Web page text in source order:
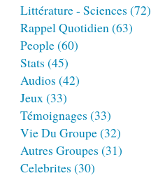
Littérature - Sciences (72)
Rappel Quotidien(63)
People(60)
Stats (45)
Audios (42)
Jeux(33)
Témoignages (33)
Vie Du Groupe(32)
Autres Groupes (31)
Celebrites (30)